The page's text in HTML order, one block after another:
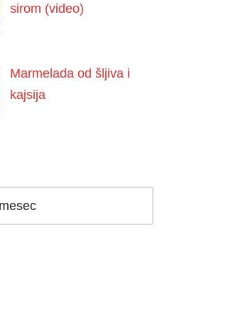
sirom (video)
Marmelada od šljiva i
kajsija